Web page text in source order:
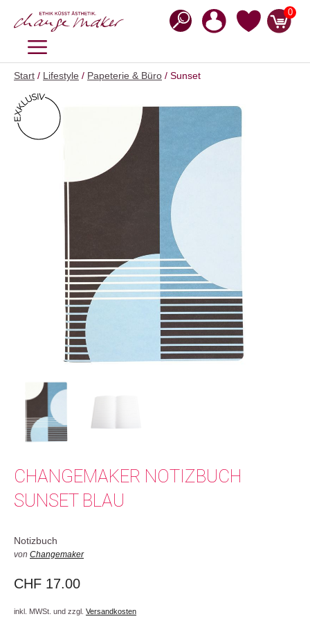
Inhalt
0
MENÜ
Start / Lifestyle / Papeterie & Büro / Sunset
CHANGEMAKER NOTIZBUCH
SUNSET BLAU
Notizbuch
von Changemaker
CHF 17.00
inkl. MWSt. und zzgl. Versandkosten